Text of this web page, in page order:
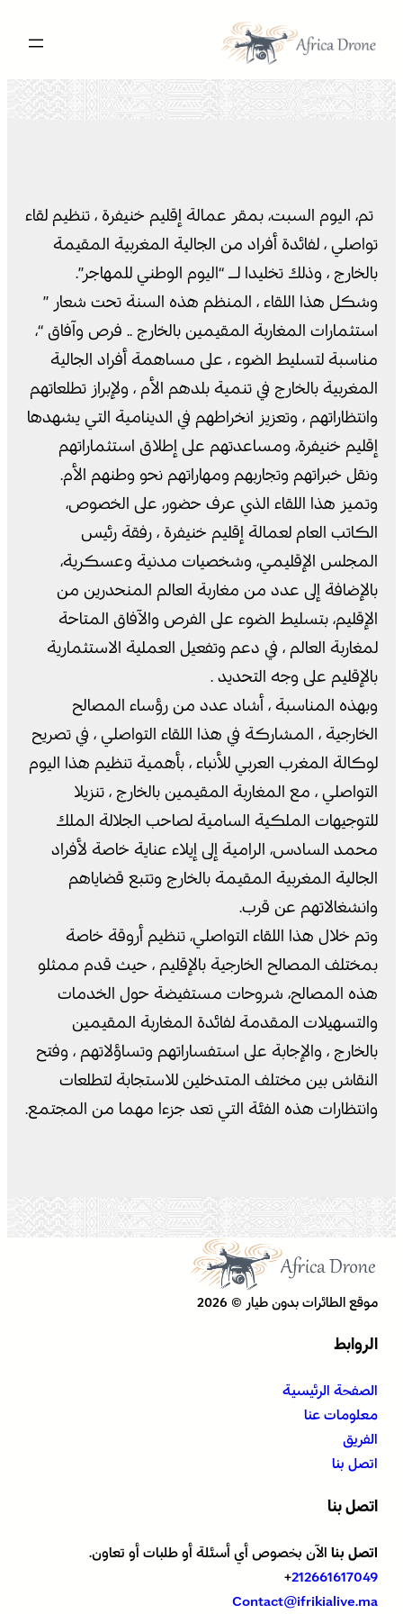
المحتوى
تم، اليوم السبت، بمقر عمالة إقليم خنيفرة ، تنظيم لقاء
تواصلي ، لفائدة أفراد من الجالية المغربية المقيمة
بالخارج ، وذلك تخليدا لـ “اليوم الوطني للمهاجر”.
وشكل هذا اللقاء ، المنظم هذه السنة تحت شعار ”
استثمارات المغاربة المقيمين بالخارج .. فرص وآفاق “،
مناسبة لتسليط الضوء ، على مساهمة أفراد الجالية
المغربية بالخارج في تنمية بلدهم الأم ، ولإبراز تطلعاتهم
وانتظاراتهم ، وتعزيز انخراطهم في الدينامية التي يشهدها
إقليم خنيفرة، ومساعدتهم على إطلاق استثماراتهم
ونقل خبراتهم وتجاربهم ومهاراتهم نحو وطنهم الأم.
وتميز هذا اللقاء الذي عرف حضور، على الخصوص،
الكاتب العام لعمالة إقليم خنيفرة ، رفقة رئيس
المجلس الإقليمي، وشخصيات مدنية وعسكرية،
بالإضافة إلى عدد من مغاربة العالم المنحدرين من
الإقليم، بتسليط الضوء على الفرص والآفاق المتاحة
لمغاربة العالم ، في دعم وتفعيل العملية الاستثمارية
بالإقليم على وجه التحديد .
وبهذه المناسبة ، أشاد عدد من رؤساء المصالح
الخارجية ، المشاركة في هذا اللقاء التواصلي ، في تصريح
لوكالة المغرب العربي للأنباء ، بأهمية تنظيم هذا اليوم
التواصلي ، مع المغاربة المقيمين بالخارج ، تنزيلا
للتوجيهات الملكية السامية لصاحب الجلالة الملك
محمد السادس، الرامية إلى إيلاء عناية خاصة لأفراد
الجالية المغربية المقيمة بالخارج وتتبع قضاياهم
وانشغالاتهم عن قرب.
وتم خلال هذا اللقاء التواصلي، تنظيم أروقة خاصة
بمختلف المصالح الخارجية بالإقليم ، حيث قدم ممثلو
هذه المصالح، شروحات مستفيضة حول الخدمات
والتسهيلات المقدمة لفائدة المغاربة المقيمين
بالخارج ، والإجابة على استفساراتهم وتساؤلاتهم ، وفتح
النقاش بين مختلف المتدخلين للاستجابة لتطلعات
وانتظارات هذه الفئة التي تعد جزءا مهما من المجتمع.
موقع الطائرات بدون طيار © 2026
الروابط
الصفحة الرئيسية
معلومات عنا
الفريق
اتصل بنا
اتصل بنا
اتصل بنا الآن بخصوص أي أسئلة أو طلبات أو تعاون.
212661617049
+
Contact@ifrikialive.ma